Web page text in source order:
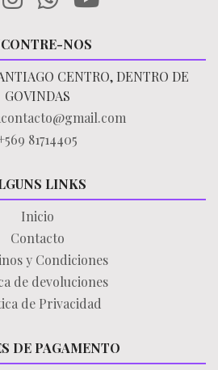
NOS
CENTRO, DENTRO DE
GOVINDAS
81714405
LINKS
Inicio
Contacto
y Condiciones
de devoluciones
de Privacidad
DE PAGAMENTO